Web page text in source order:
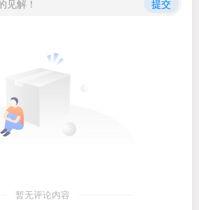
见解！ 提交
暂无评论内容